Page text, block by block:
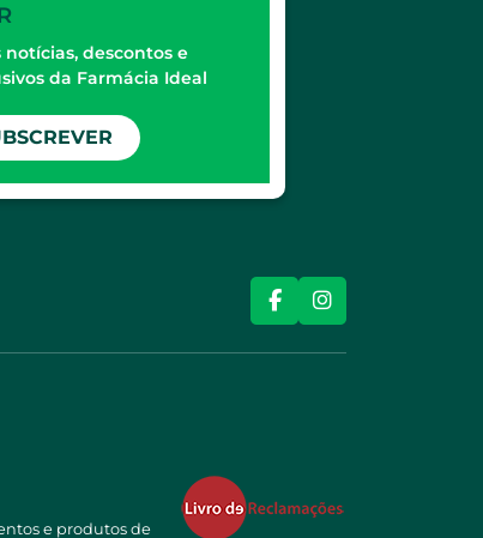
notícias, descontos e
da Farmácia Ideal
e produtos de